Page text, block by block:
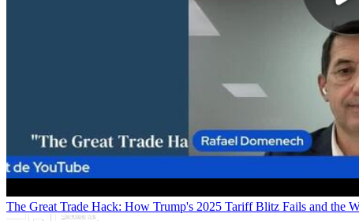
The Great Trade Hack: How Trump's 2025 Tariff Blitz Fails and the